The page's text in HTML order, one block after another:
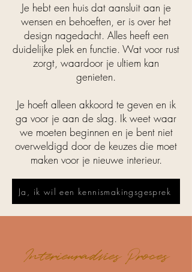
Je hebt een huis dat aansluit aan je
wensen en behoeften, er is over het
design nagedacht. Alles heeft een
duidelijke plek en functie. Wat voor rust
zorgt, waardoor je ultiem kan
genieten.
Je hoeft alleen akkoord te geven en ik
ga voor je aan de slag. Ik weet waar
we moeten beginnen en je bent niet
overweldigd door de keuzes die moet
maken voor je nieuwe interieur.
Ja, ik wil een kennismakingsgesprek
Interieuradvies Proces